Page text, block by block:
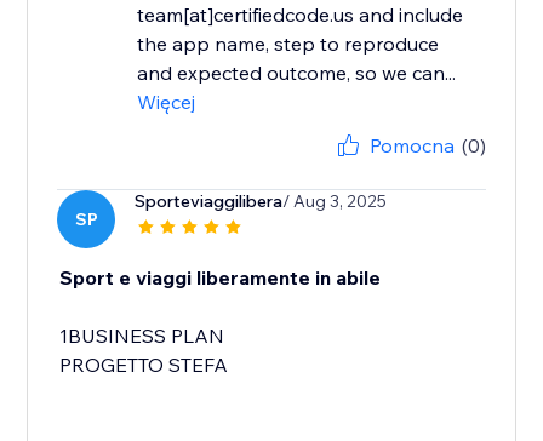
team[at]certifiedcode.us and include
the app name, step to reproduce
and expected outcome, so we can...
Więcej
Pomocna (0)
SP
Sporteviaggilibera/ Aug 3, 2025
Sport e viaggi liberamente in abile
1BUSINESS PLAN
PROGETTO STEFA